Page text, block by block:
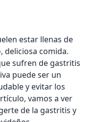
estar llenas de
deliciosa comida.
sufren de gastritis
puede ser un
y evitar los
vamos a ver
de la gastritis y